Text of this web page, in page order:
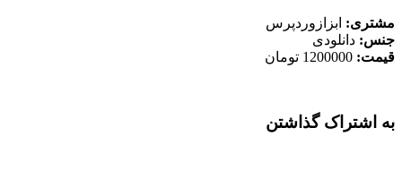
مشتری:ابزازوردپرس
جنس:دانلودی
قیمت:1200000 تومان
به اشتراک گذاشتن